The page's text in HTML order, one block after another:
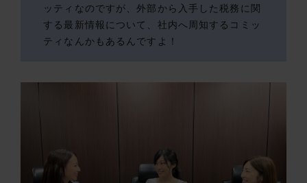
ッティなのですが、外部から入手した税務に関
する最新情報について、社内へ周知するコミッ
ティなんかもあるんですよ！